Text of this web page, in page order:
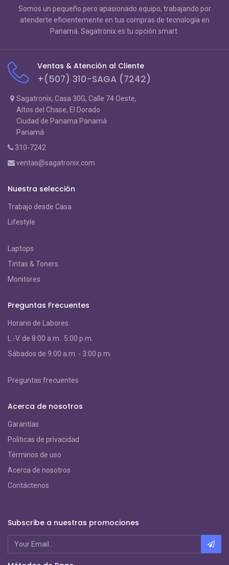
Somos un pequeño pero apasionado equipo, trabajando por
atenderte eficientemente en tus compras de tecnología en
Panamá. Sagatronix es tu opción smart.
Ventas & Atención al Cliente
+(507) 310-SAGA (7242)
Sagatronix, Casa 30G, Calle 74 Oeste,
Altos del Chase, El Dorado
Ciudad de Panama Panamá
Panamá
310-7242
ventas@sagatronix.com
Nuestra selección
Trabajo desde Casa
Lifestyle
Laptops
Tintas & Toners
Monitores
Preguntas Frecuentes
Horario de Labores
L.-V. de 8:00 a.m. 5:00 p.m.
Sábados de 9:00 a.m. - 3:00 p.m.
Preguntas frecuentes
Acerca de nosotros
Garantías
Políticas de privacidad
Términos de uso
Acerca de nosotros
Contáctenos
Subscribe a nuestras promociones